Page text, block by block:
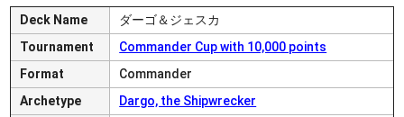
Deck Name
ダーゴ＆ジェスカ
Tournament
Commander Cup with 10,000 points
Format
Commander
Archetype
Dargo, the Shipwrecker